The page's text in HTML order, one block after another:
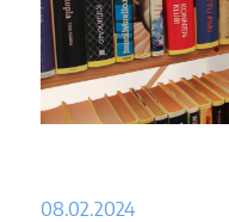
08.02.2024